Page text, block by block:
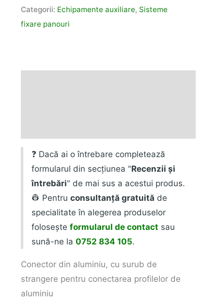
Categorii: Echipamente auxiliare, Sisteme
fixare panouri
❓ Dacă ai o întrebare completează
formularul din secțiunea "Recenzii și
întrebări" de mai sus a acestui produs.
👷 Pentruconsultanță gratuită de
specialitate în alegerea produselor
foloseșteformularul de contact sau
sună-ne la0752 834 105.
Conector din aluminiu, cu surub de
strangere pentru conectarea profilelor de
aluminiu